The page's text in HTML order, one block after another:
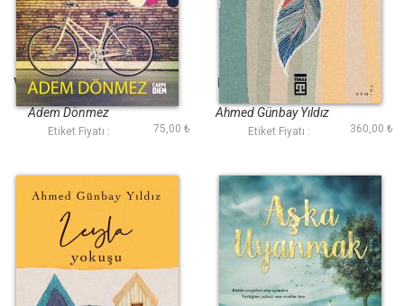
Ver Bana Düşlerimi
(Ciltli Şömizli)
Adem Dönmez
Etiket Fiyatı : 75,00 ₺
Bülbülü Susturmak
Ahmed Günbay Yıldız
Etiket Fiyatı : 360,00 ₺